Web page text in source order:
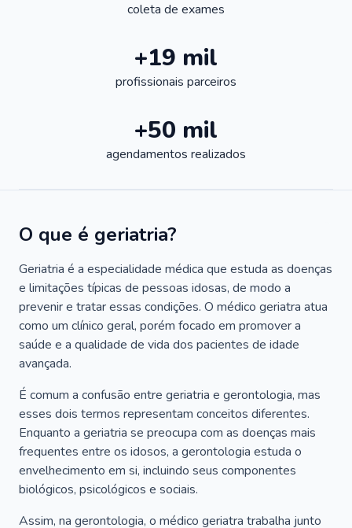
coleta de exames
+19 mil
profissionais parceiros
+50 mil
agendamentos realizados
O que é geriatria?
Geriatria é a especialidade médica que estuda as doenças
e limitações típicas de pessoas idosas, de modo a
prevenir e tratar essas condições. O médico geriatra atua
como um clínico geral, porém focado em promover a
saúde e a qualidade de vida dos pacientes de idade
avançada.
É comum a confusão entre geriatria e gerontologia, mas
esses dois termos representam conceitos diferentes.
Enquanto a geriatria se preocupa com as doenças mais
frequentes entre os idosos, a gerontologia estuda o
envelhecimento em si, incluindo seus componentes
biológicos, psicológicos e sociais.
Assim, na gerontologia, o médico geriatra trabalha junto